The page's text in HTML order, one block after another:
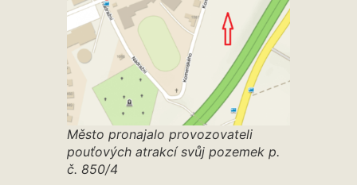
Město pronajalo provozovateli
pouťových atrakcí svůj pozemek p.
č. 850/4